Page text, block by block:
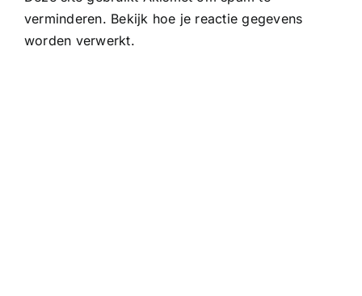
verminderen. Bekijk hoe je reactie gegevens
worden verwerkt.